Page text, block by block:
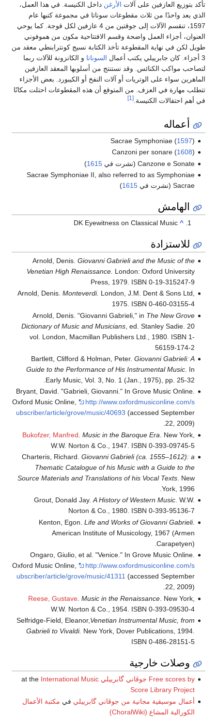
تأكد بتوزيع العازفين على آلات الأرغن داخل الكنيسة. في هذا العمل،
الذي يعد واحدًا من ثلاث مقطوعات سوناتا في مجموعة كتبها عام
1597، تنقسم الآلات إلى جوقتين من 4 عازفين لكل قوجة. كما يوحي
العنوان، أجزاء العمل واضحة وقسم الافتتاحية مكون من هموفوني
طويل لكن في نهاية المقطوعة تأخذ الكتابة نسيج كونترابنطي معقد من
3 أجزاء. كان جابرييلي يكتب أعمال
السوناتا و الكانزونة للآلات ربما
لتصاحب مواكب الكنائس. وقد نستنتج من أسلوبها المعقد العازفين
الماهرين سواء على الوتريات أو آلات النفخ أو الكيبورد. بعض الأجزاء
تتطلب مهارة في العزف. من المتوقع أن هذه المقطوعات احتلت مكانًا
في أهم احتفالات الكنيسة.[1]
أعماله
Sacrae Symphoniae (1597)
Canzoni per sonare (1608)
Canzone e Sonate (نشرت في
1615
)
Sacrae Symphoniae II, also referred to as Symphoniae
Sacrae (نشرت في
1615
)
الهامش
^
DK Eyewitness on Classical Music
للاستزادة
Arnold, Denis. Giovanni Gabrieli and the Music of the
Venetian High Renaissance. London: Oxford University
Press, 1979. ISBN 0-19-315247-9
Arnold, Denis. Monteverdi. London, J.M. Dent & Sons Ltd,
1975. ISBN 0-460-03155-4
Arnold, Denis. "Giovanni Gabrieli," in The New Grove
Dictionary of Music and Musicians, ed. Stanley Sadie. 20
vol. London, Macmillan Publishers Ltd., 1980. ISBN 1-
56159-174-2
Bartlett, Clifford & Holman, Peter. Giovanni Gabrieli: A
Guide to the Performance of His Instrumental Music. In
Early Music, Vol. 3, No. 1 (Jan., 1975), pp. 25-32.
Bryant, David. "Gabrieli, Giovanni." In Grove Music Online.
Oxford Music Online,
http://www.oxfordmusiconline.com/s
ubscriber/article/grove/music/40693 (accessed September
22, 2009).
Bukofzer, Manfred Music in the Baroque Era . New York,
W.W. Norton & Co., 1947. ISBN 0-393-09745-5
Charteris, Richard. Giovanni Gabrieli (ca. 1555–1612): a
Thematic Catalogue of his Music with a Guide to the
Source Materials and Translations of his Vocal Texts. New
York, 1996.
Grout, Donald Jay.A History of Western Music. W.W.
Norton & Co., 1980. ISBN 0-393-95136-7
Kenton, Egon. Life and Works of Giovanni Gabrieli.
American Institute of Musicology, 1967 (Armen
Carapetyen).
Ongaro, Giulio, et al. "Venice." In Grove Music Online.
Oxford Music Online,
http://www.oxfordmusiconline.com/s
ubscriber/article/grove/music/41311 (accessed September
22, 2009).
Reese, Gustave. Music in the Renaissance. New York,
W.W. Norton & Co., 1954. ISBN 0-393-09530-4
Selfridge-Field, Eleanor, Venetian Instrumental Music, from
Gabrieli to Vivaldi. New York, Dover Publications, 1994.
ISBN 0-486-28151-5
وصلات خارجية
Free scores by جوڤاني گابرييلي at the
International Music
Score Library Project
أعمال موسيقية مجانية من جوڤاني گابرييلي في مكتبة الأعمال
الكورالية المشاع (ChoralWiki)